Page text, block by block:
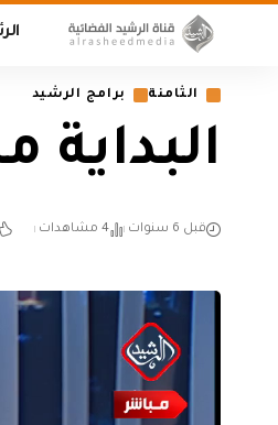
الثامنة برامج الرشيد
البداية
قبل 6 سنوات 4 مشاهدات